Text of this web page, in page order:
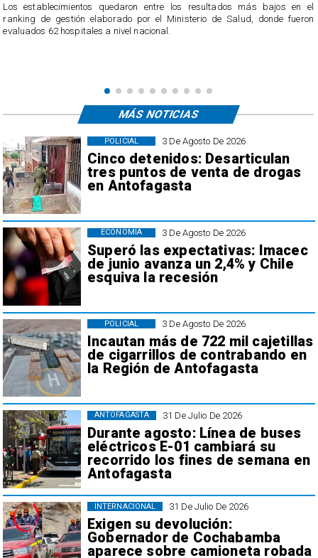
Los establecimientos quedaron entre los resultados más bajos en el
ranking de gestión elaborado por el Ministerio de Salud, donde fueron
evaluados 62 hospitales a nivel nacional.
3 De Agosto De 2026
Cinco detenidos: Desarticulan
tres puntos de venta de drogas
en Antofagasta
POLICIAL
3 De Agosto De 2026
Superó las expectativas: Imacec
de junio avanza un 2,4% y Chile
esquiva la recesión
ECONOMÍA
3 De Agosto De 2026
Incautan más de 722 mil cajetillas
de cigarrillos de contrabando en
la Región de Antofagasta
POLICIAL
31 De Julio De 2026
Durante agosto: Línea de buses
eléctricos E-01 cambiará su
recorrido los fines de semana en
Antofagasta
ANTOFAGASTA
31 De Julio De 2026
Exigen su devolución:
Gobernador de Cochabamba
aparece sobre camioneta robada
INTERNACIONAL
MÁS NOTICIAS